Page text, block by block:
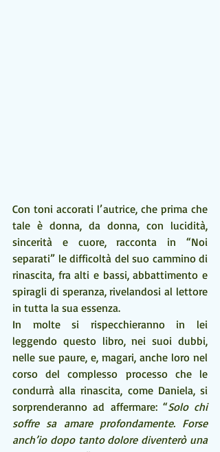
Con toni accorati l’autrice, che prima che
tale è donna, da donna, con lucidità,
sincerità e cuore, racconta in “Noi
separati” le difficoltà del suo cammino di
rinascita, fra alti e bassi, abbattimento e
spiragli di speranza, rivelandosi al lettore
in tutta la sua essenza.
In molte si rispecchieranno in lei
leggendo questo libro, nei suoi dubbi,
nelle sue paure, e, magari, anche loro nel
corso del complesso processo che le
condurrà alla rinascita, come Daniela, si
sorprenderanno ad affermare: “Solo chi
soffre sa amare profondamente. Forse
anch’io dopo tanto dolore diventerò una